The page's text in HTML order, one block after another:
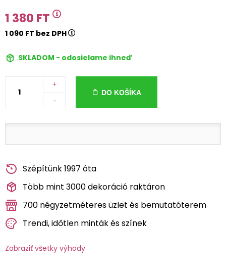
1 380 FT
1 090 FT bez DPH
SKLADOM - odosielame ihneď
+
-
DO KOŠÍKA
Szépítünk 1997 óta
Több mint 3000 dekoráció raktáron
700 négyzetméteres üzlet és bemutatóterem
Trendi, időtlen minták és színek
Zobraziť všetky výhody